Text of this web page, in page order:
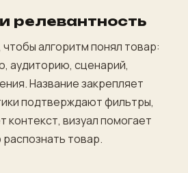
релевантность
чтобы алгоритм понял товар:
аудиторию, сценарий,
Название закрепляет
подтверждают фильтры,
контекст, визуал помогает
товар.